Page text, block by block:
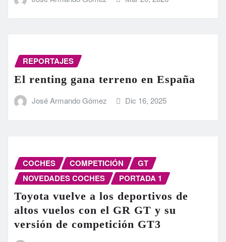
REPORTAJES
El renting gana terreno en España
José Armando Gómez Dic 16, 2025
COCHES COMPETICIÓN
GT
NOVEDADES COCHES
PORTADA 1
Toyota vuelve a los deportivos de
altos vuelos con el GR GT y su
versión de competición GT3